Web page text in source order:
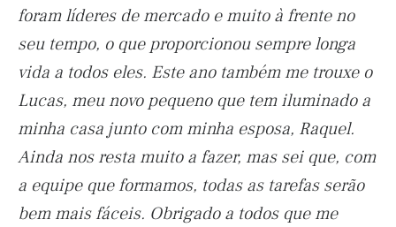
foram líderes de mercado e muito à frente no
seu tempo, o que proporcionou sempre longa
vida a todos eles. Este ano também me trouxe o
Lucas, meu novo pequeno que tem iluminado a
minha casa junto com minha esposa, Raquel.
Ainda nos resta muito a fazer, mas sei que, com
a equipe que formamos, todas as tarefas serão
bem mais fáceis. Obrigado a todos que me